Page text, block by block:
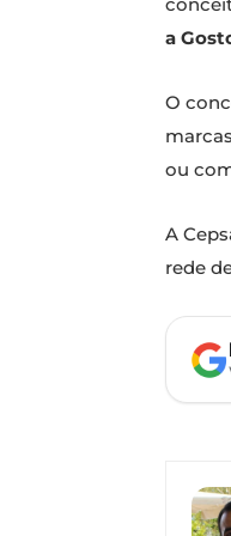
a
O
ou
A
rede